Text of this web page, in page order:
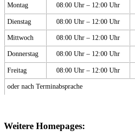
Montag 08:00 Uhr – 12:00 Uhr
Dienstag 08:00 Uhr – 12:00 Uhr
Mittwoch 08:00 Uhr – 12:00 Uhr
Donnerstag 08:00 Uhr – 12:00 Uhr
Freitag 08:00 Uhr – 12:00 Uhr
oder nach Terminabsprache
Weitere Homepages: